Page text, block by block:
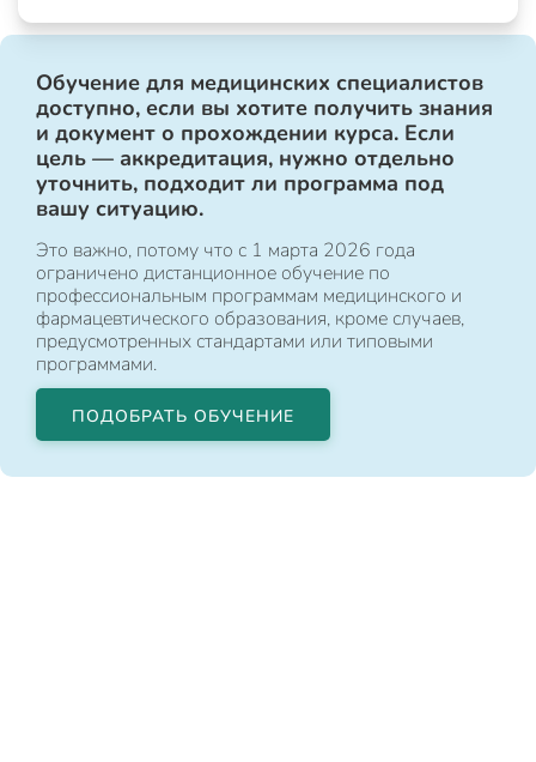
Обучение для медицинских специалистов
доступно, если вы хотите получить знания
и документ о прохождении курса. Если
цель — аккредитация, нужно отдельно
уточнить, подходит ли программа под
вашу ситуацию.
Это важно, потому что с 1 марта 2026 года
ограничено дистанционное обучение по
профессиональным программам медицинского и
фармацевтического образования, кроме случаев,
предусмотренных стандартами или типовыми
программами.
ПОДОБРАТЬ ОБУЧЕНИЕ